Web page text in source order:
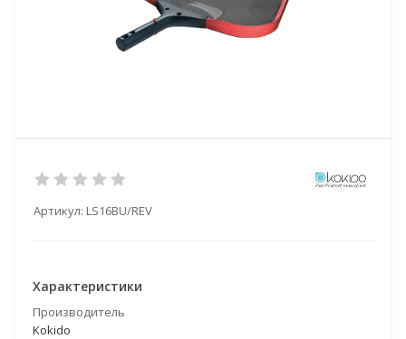
Артикул: LS16BU/REV
Характеристики
Производитель
Kokido